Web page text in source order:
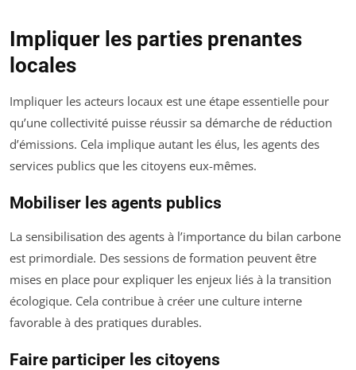
Impliquer les parties prenantes
locales
Impliquer les acteurs locaux est une étape essentielle pour
qu’une collectivité puisse réussir sa démarche de réduction
d’émissions. Cela implique autant les élus, les agents des
services publics que les citoyens eux-mêmes.
Mobiliser les agents publics
La sensibilisation des agents à l’importance du bilan carbone
est primordiale. Des sessions de formation peuvent être
mises en place pour expliquer les enjeux liés à la transition
écologique. Cela contribue à créer une culture interne
favorable à des pratiques durables.
Faire participer les citoyens